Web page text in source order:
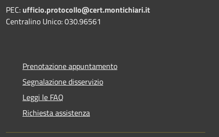
PEC: ufficio.protocollo@cert.montichiari.it
Centralino Unico: 030.96561
Prenotazione appuntamento
Segnalazione disservizio
Leggi le FAQ
Richiesta assistenza